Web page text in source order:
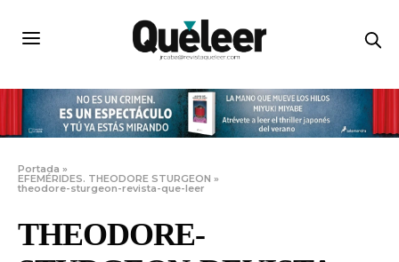
Portada »
EFEMÉRIDES. THEODORE STURGEON »
theodore-sturgeon-revista-que-leer
THEODORE-